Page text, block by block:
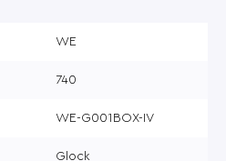
WE
740
WE-G001BOX-IV
Glock